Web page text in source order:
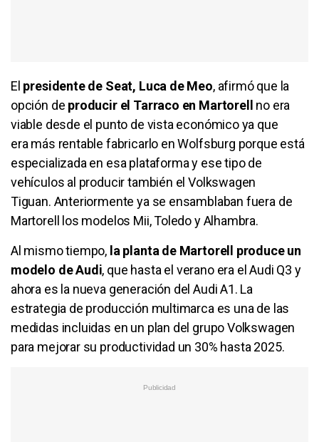
El presidente de Seat, Luca de Meo, afirmó que la
opción de producir el Tarraco en Martorell no era
viable desde el punto de vista económico ya que
era más rentable fabricarlo en Wolfsburg porque está
especializada en esa plataforma y ese tipo de
vehículos al producir también el Volkswagen
Tiguan. Anteriormente ya se ensamblaban fuera de
Martorell los modelos Mii, Toledo y Alhambra.
Al mismo tiempo, la planta de Martorell produce un
modelo de Audi, que hasta el verano era el Audi Q3 y
ahora es la nueva generación del Audi A1. La
estrategia de producción multimarca es una de las
medidas incluidas en un plan del grupo Volkswagen
para mejorar su productividad un 30% hasta 2025.